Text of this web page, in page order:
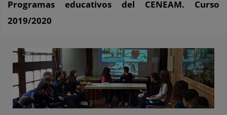
Programas educativos del CENEAM. Curso
2019/2020